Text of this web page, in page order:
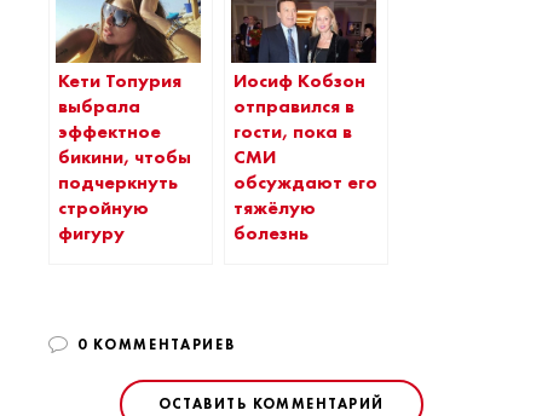
Кети Топурия
выбрала
эффектное
бикини, чтобы
подчеркнуть
стройную
фигуру
Иосиф Кобзон
отправился в
гости, пока в
СМИ
обсуждают его
тяжёлую
болезнь
0 КОММЕНТАРИЕВ
ОСТАВИТЬ КОММЕНТАРИЙ